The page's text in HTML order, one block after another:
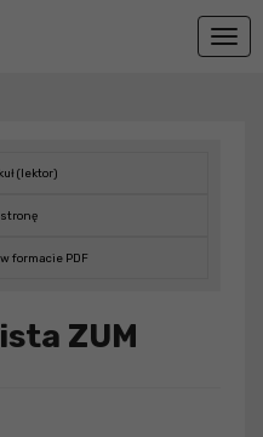
(lektor)
formacie PDF
ZUM